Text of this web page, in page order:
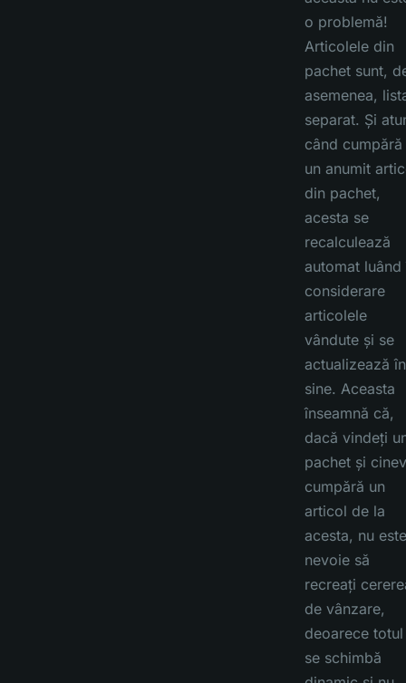
o problemă!
Articolele din
pachet sunt,
asemenea,
separat. Și
când cumpără
un anumit
din pachet,
acesta se
recalculează
automat luând
considerare
articolele
vândute și se
actualizează în
sine. Aceasta
înseamnă că,
dacă vindeți
pachet și
cumpără un
articol de la
acesta, nu este
nevoie să
recreați
de vânzare,
deoarece totul
se schimbă